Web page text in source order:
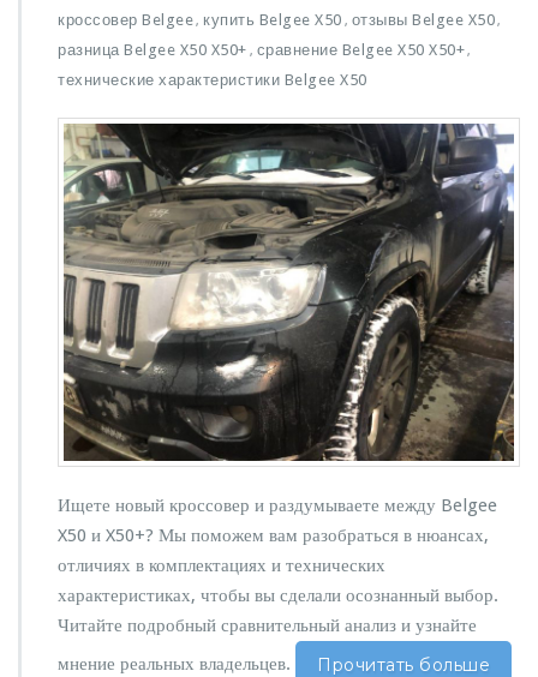
кроссовер Belgee, купить Belgee X50 , отзывы Belgee X50,
разница Belgee X50 X50+ , сравнение Belgee X50 X50+,
технические характеристики Belgee X50
Ищете новый кроссовер и раздумываете между Belgee
X50 и X50+? Мы поможем вам разобраться в нюансах,
отличиях в комплектациях и технических
характеристиках, чтобы вы сделали осознанный выбор.
Читайте подробный сравнительный анализ и узнайте
мнение реальных владельцев.
Прочитать больше